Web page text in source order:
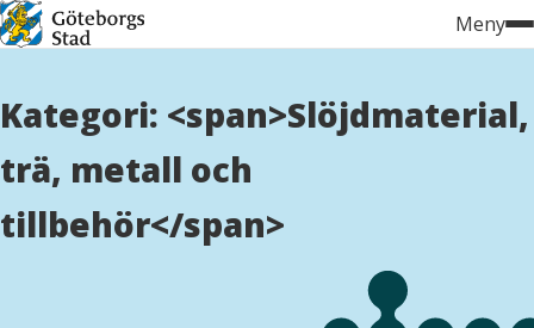
Hoppa
till
Meny
Kategori: <span>Slöjdmaterial,
trä, metall och
tillbehör</span>